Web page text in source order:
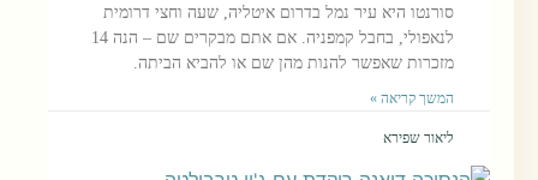
סורנטו היא עיר נמל בדרום איטליה, שעה וחצי דרומית
לנאפולי, בחבל קמפניה. אם אתם מבקרים שם – הנה 14
מזכרות שאפשר להנות מהן שם או להביא הביתה.
המשך קריאה »
ליאור שפירא